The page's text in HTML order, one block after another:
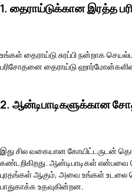
1. தைராய்டுக்கான இரத்த
உங்கள் தைராய்டு சுரப்பி நன்றாக
பரிசோதனை தைராய்டு
2. ஆன்டிபாடிகளுக்கான
இது சில வகையான கோயிட்டருடன்
கண்டறிகிறது. ஆன்டிபாடிகள்
புரதங்கள் ஆகும், அவை உங்கள் உடலை
பாதுகாக்க உதவுகின்றன.